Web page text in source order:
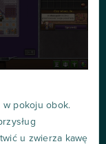
w pokoju obok.
u zwierza kawę